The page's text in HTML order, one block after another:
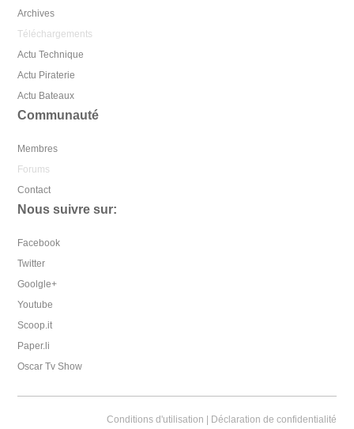
Archives
Téléchargements
Actu Technique
Actu Piraterie
Actu Bateaux
Communauté
Membres
Forums
Contact
Nous suivre sur:
Facebook
Twitter
Goolgle+
Youtube
Scoop.it
Paper.li
Oscar Tv Show
Conditions d'utilisation
Déclaration de confidentialité